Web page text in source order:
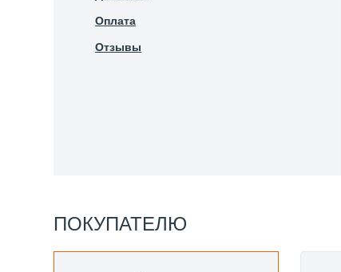
Оплата
Отзывы
ПОКУПАТЕЛЮ